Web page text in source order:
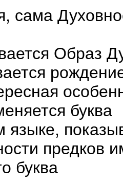
сама
Образ
буква
языке,
предков
буква